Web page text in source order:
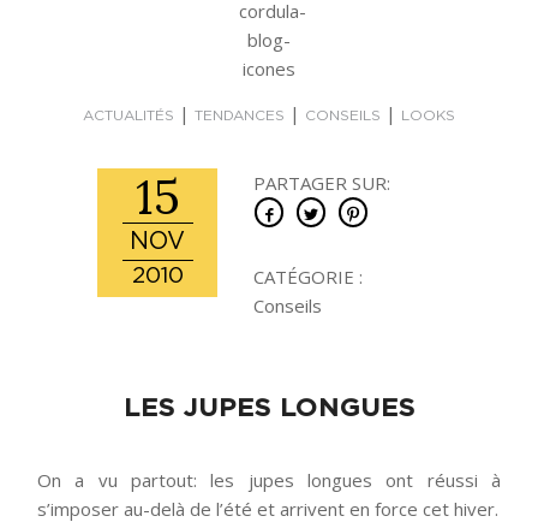
ACTUALITÉS | TENDANCES | CONSEILS | LOOKS
15
NOV
2010
PARTAGER SUR:
CATÉGORIE :
Conseils
LES JUPES LONGUES
On a vu partout: les jupes longues ont réussi à
s’imposer au-delà de l’été et arrivent en force cet hiver.